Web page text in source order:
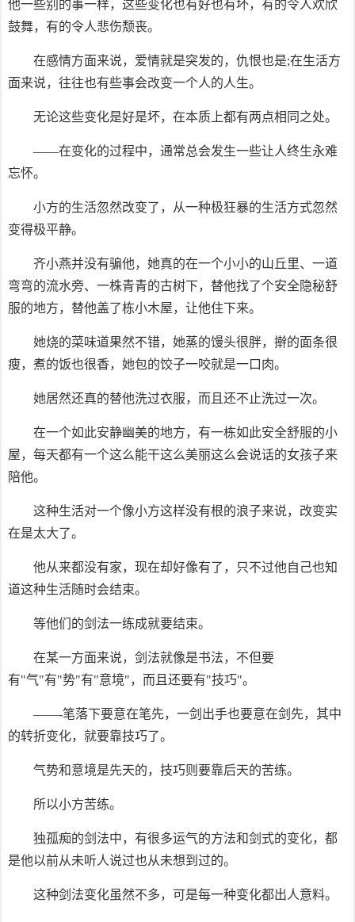
他一些别的事一样，这些变化也有好也有坏，有的令人欢欣
鼓舞，有的令人悲伤颓丧。
在感情方面来说，爱情就是突发的，仇恨也是;在生活方
面来说，往往也有些事会改变一个人的人生。
无论这些变化是好是坏，在本质上都有两点相同之处。
——在变化的过程中，通常总会发生一些让人终生永难
忘怀。
小方的生活忽然改变了，从一种极狂暴的生活方式忽然
变得极平静。
齐小燕并没有骗他，她真的在一个小小的山丘里、一道
弯弯的流水旁、一株青青的古树下，替他找了个安全隐秘舒
服的地方，替他盖了栋小木屋，让他住下来。
她烧的菜味道果然不错，她蒸的馒头很胖，擀的面条很
瘦，煮的饭也很香，她包的饺子一咬就是一口肉。
她居然还真的替他洗过衣服，而且还不止洗过一次。
在一个如此安静幽美的地方，有一栋如此安全舒服的小
屋，每天都有一个这么能干这么美丽这么会说话的女孩子来
陪他。
这种生活对一个像小方这样没有根的浪子来说，改变实
在是太大了。
他从来都没有家，现在却好像有了，只不过他自己也知
道这种生活随时会结束。
等他们的剑法一练成就要结束。
在某一方面来说，剑法就像是书法，不但要
有"气"有"势"有"意境"，而且还要有"技巧"。
——-笔落下要意在笔先，一剑出手也要意在剑先，其中
的转折变化，就要靠技巧了。
气势和意境是先天的，技巧则要靠后天的苦练。
所以小方苦练。
独孤痴的剑法中，有很多运气的方法和剑式的变化，都
是他以前从未听人说过也从未想到过的。
这种剑法变化虽然不多，可是每一种变化都出人意料。